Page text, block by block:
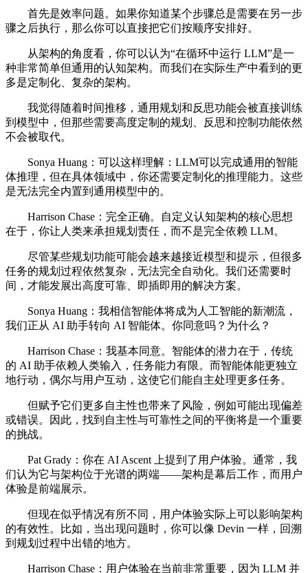
首先是效率问题。如果你知道某个步骤总是需要在另一步
骤之后执行，那么你可以直接把它们按顺序安排好。
从架构的角度看，你可以认为“在循环中运行 LLM”是一
种非常简单但通用的认知架构。而我们在实际生产中看到的更
多是定制化、复杂的架构。
我觉得随着时间推移，通用规划和反思功能会被直接训练
到模型中，但那些需要高度定制的规划、反思和控制功能依然
不会被取代。
Sonya Huang：可以这样理解：LLM可以完成通用的智能
体推理，但在具体领域中，你还需要定制化的推理能力。这些
是无法完全内置到通用模型中的。
Harrison Chase：完全正确。自定义认知架构的核心思想
在于，你让人类来承担规划责任，而不是完全依赖 LLM。
尽管某些规划功能可能会越来越接近模型和提示，但很多
任务的规划过程依然复杂，无法完全自动化。我们还需要时
间，才能发展出高度可靠、即插即用的解决方案。
Sonya Huang：我相信智能体将成为人工智能的新潮流，
我们正从 AI 助手转向 AI 智能体。你同意吗？为什么？
Harrison Chase：我基本同意。智能体的潜力在于，传统
的 AI 助手依赖人类输入，任务能力有限。而智能体能更独立
地行动，偶尔与用户互动，这使它们能自主处理更多任务。
但赋予它们更多自主性也带来了风险，例如可能出现偏差
或错误。因此，找到自主性与可靠性之间的平衡将是一个重要
的挑战。
Pat Grady：你在 AI Ascent 上提到了用户体验。通常，我
们认为它与架构位于光谱的两端——架构是幕后工作，而用户
体验是前端展示。
但现在似乎情况有所不同，用户体验实际上可以影响架构
的有效性。比如，当出现问题时，你可以像 Devin 一样，回溯
到规划过程中出错的地方。
Harrison Chase：用户体验在当前非常重要，因为 LLM 并